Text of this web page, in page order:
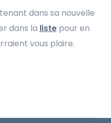
dans sa nouvelle
dans la listepour en
vous plaire.